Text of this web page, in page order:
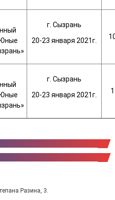
г. Сызрань
20-23 января 2021г.
г. Сызрань
20-23 января 2021г.
Разина, 3.